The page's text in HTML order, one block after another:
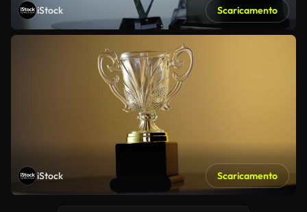
iStock Scaricamento
iStock Scaricamento